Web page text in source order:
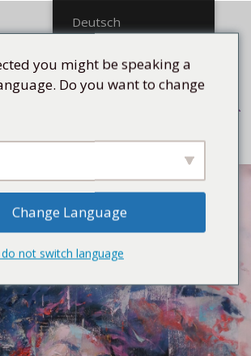
/Expressiv/ La mulata en rosa
Deutsch
you might be speaking a
Do you want to change
Change Language
not switch language